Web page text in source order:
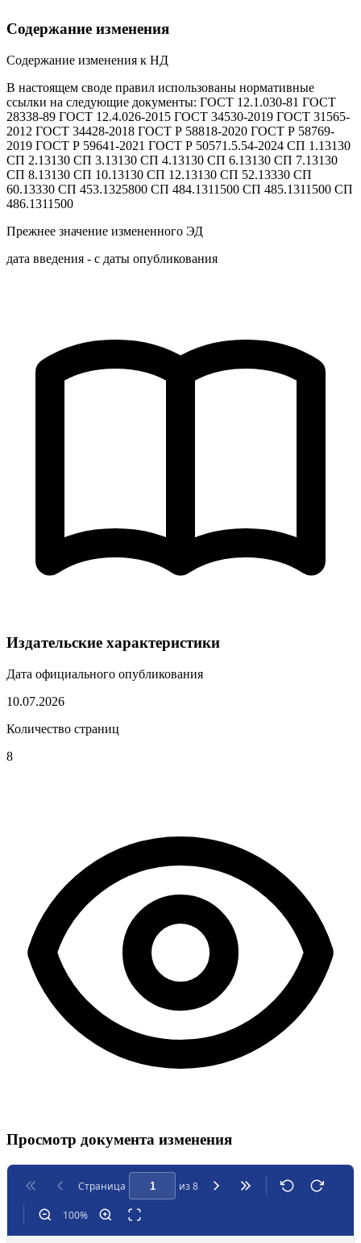
Содержание изменения
Содержание изменения к НД
В настоящем своде правил использованы нормативные
ссылки на следующие документы: ГОСТ 12.1.030-81 ГОСТ
28338-89 ГОСТ 12.4.026-2015 ГОСТ 34530-2019 ГОСТ 31565-
2012 ГОСТ 34428-2018 ГОСТ Р 58818-2020 ГОСТ Р 58769-
2019 ГОСТ Р 59641-2021 ГОСТ Р 50571.5.54-2024 СП 1.13130
СП 2.13130 СП 3.13130 СП 4.13130 СП 6.13130 СП 7.13130
СП 8.13130 СП 10.13130 СП 12.13130 СП 52.13330 СП
60.13330 СП 453.1325800 СП 484.1311500 СП 485.1311500 СП
486.1311500
Прежнее значение измененного ЭД
дата введения - с даты опубликования
Издательские характеристики
Дата официального опубликования
10.07.2026
Количество страниц
8
Просмотр документа изменения